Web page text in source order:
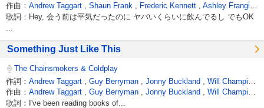
作曲： Andrew Taggart Shaun Frank Frederic Kennett Ashley Frangipane
歌詞：Hey, 会う前は平気だったのに ヤバいくらいに飲んでるし でもOK
Something Just Like This
The Chainsmokers & Coldplay
作詞： Andrew Taggart Guy Berryman Jonny Buckland Will Champion
作曲： Andrew Taggart Guy Berryman Jonny Buckland Will Champion
歌詞：I've been reading books of...